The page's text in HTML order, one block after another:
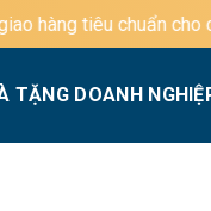
các đơn hàng trên
TẶNG DOANH